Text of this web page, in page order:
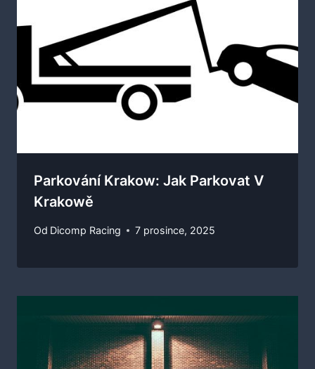
Parkování Krakow: Jak Parkovat V
Krakowě
Od Dicomp Racing 7 prosince, 2025